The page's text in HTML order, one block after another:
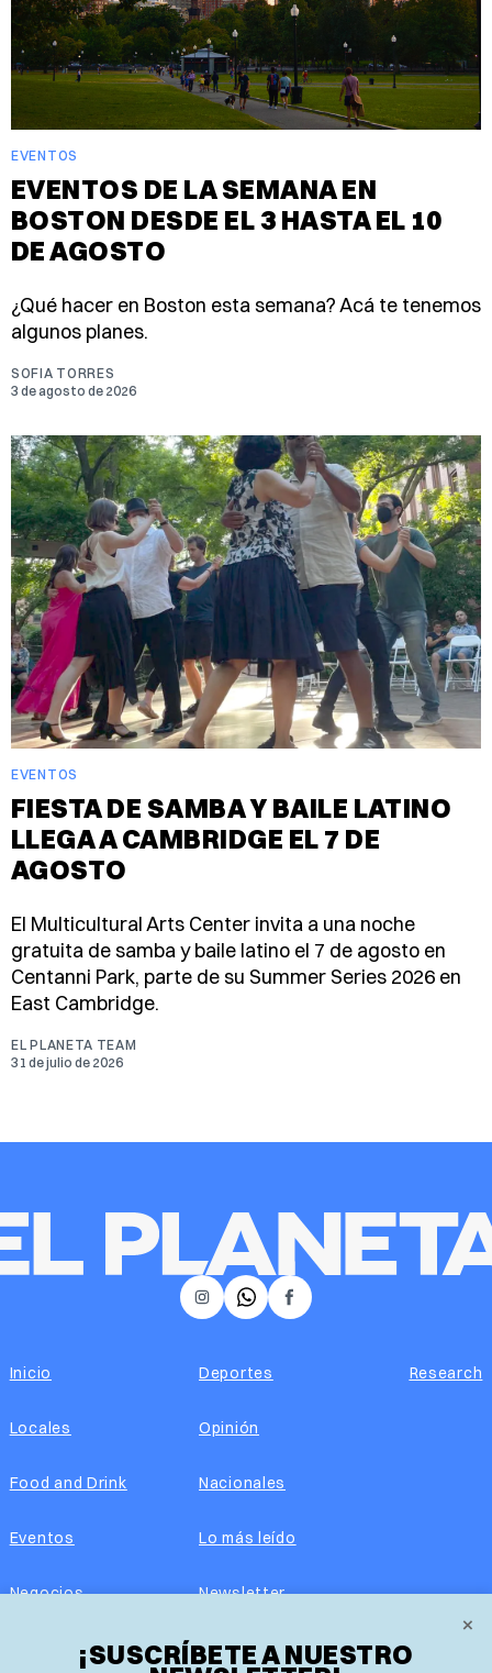
EVENTOS
EVENTOS DE LA SEMANA EN
BOSTON DESDE EL 3 HASTA EL 10
DE AGOSTO
¿Qué hacer en Boston esta semana? Acá te tenemos
algunos planes.
SOFIA TORRES
3 de agosto de 2026
EVENTOS
FIESTA DE SAMBA Y BAILE LATINO
LLEGA A CAMBRIDGE EL 7 DE
AGOSTO
El Multicultural Arts Center invita a una noche
gratuita de samba y baile latino el 7 de agosto en
Centanni Park, parte de su Summer Series 2026 en
East Cambridge.
EL PLANETA TEAM
31 de julio de 2026
×
¡SUSCRÍBETE A NUESTRO
𝕏 Facebook
Instagram
Inicio
Locales
Food and Drink
Eventos
Negocios
Real Estate
Deportes
Opinión
Nacionales
Lo más leído
Newsletter
Edición impresa
Research